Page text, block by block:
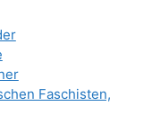
Faschisten,